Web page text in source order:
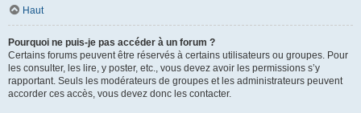
Haut
Pourquoi ne puis-je pas accéder à un forum ?
Certains forums peuvent être réservés à certains utilisateurs ou groupes. Pour
les consulter, les lire, y poster, etc., vous devez avoir les permissions s’y
rapportant. Seuls les modérateurs de groupes et les administrateurs peuvent
accorder ces accès, vous devez donc les contacter.